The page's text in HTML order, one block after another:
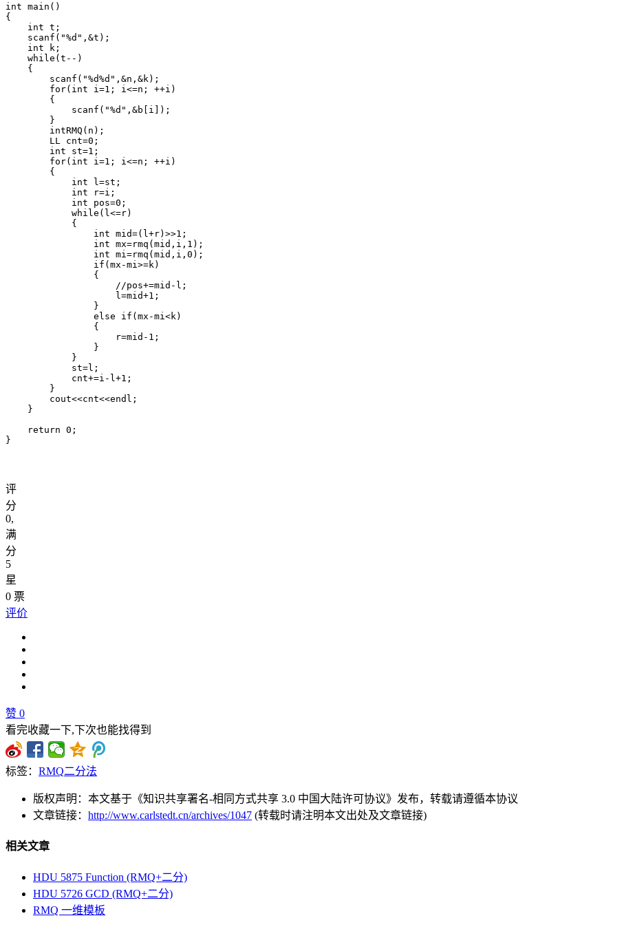
int main()
{
    int t;
    scanf("%d",&t);
    int k;
    while(t--)
    {
        scanf("%d%d",&n,&k);
        for(int i=1; i<=n; ++i)
        {
            scanf("%d",&b[i]);
        }
        intRMQ(n);
        LL cnt=0;
        int st=1;
        for(int i=1; i<=n; ++i)
        {
            int l=st;
            int r=i;
            int pos=0;
            while(l<=r)
            {
                int mid=(l+r)>>1;
                int mx=rmq(mid,i,1);
                int mi=rmq(mid,i,0);
                if(mx-mi>=k)
                {
                    //pos+=mid-l;
                    l=mid+1;
                }
                else if(mx-mi<k)
                {
                    r=mid-1;
                }
            }
            st=l;
            cnt+=i-l+1;
        }
        cout<<cnt<<endl;
    }
    return 0;
}
评
分
0,
满
分
5
星
0 票
评价
赞 0
看完收藏一下,下次也能找得到
标签： RMQ二分法
版权声明：本文基于《知识共享署名-相同方式共享 3.0 中国大陆许可协议》发布，转载请遵循本协议
文章链接： http://www.carlstedt.cn/archives/1047 (转载时请注明本文出处及文章链接)
相关文章
HDU 5875 Function (RMQ+二分)
HDU 5726 GCD (RMQ+二分)
RMQ 一维模板